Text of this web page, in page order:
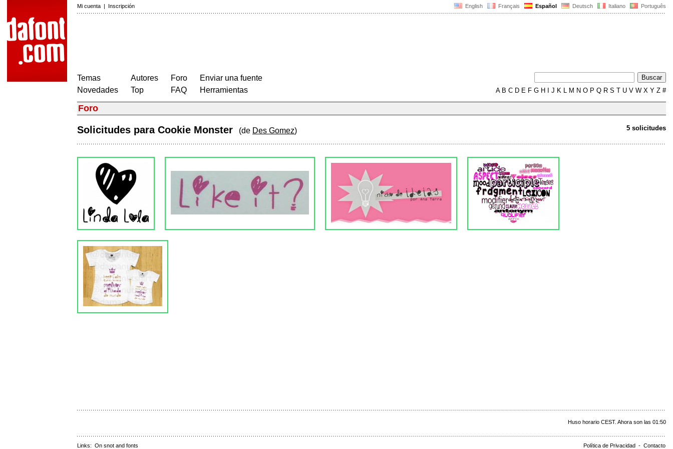
English Français Español Deutsch Italiano Português
Mi cuenta | Inscripción
Temas
Novedades
Autores
Top
Foro
FAQ
Enviar una fuente
Herramientas
AB C D E F G H J K L M N O P Q R S T U V W X Y Z #
Foro
5 solicitudes
Solicitudes para Cookie Monster (de Des Gomez)
Huso horario CEST. Ahora son las 01:50
Política de Privacidad - Contacto
Links: On snot and fonts